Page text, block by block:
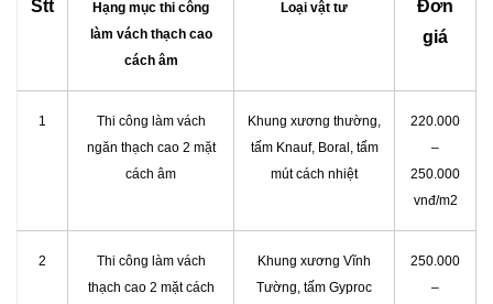
Stt
Hạng mục thi công
làm vách thạch cao
cách âm
Loại vật tư
Đơn
giá
1
Thi công làm vách
ngăn thạch cao 2 mặt
cách âm
Khung xương thường,
tấm Knauf, Boral, tấm
mút cách nhiệt
220.000
–
250.000
vnđ/m2
2
Thi công làm vách
thạch cao 2 mặt cách
Khung xương Vĩnh
Tường, tấm Gyproc
250.000
–